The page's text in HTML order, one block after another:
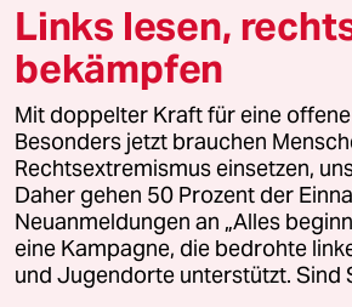
© 2026 taz Verlags und Vertriebs
Alle Rechte vorbehalten. Bei rechtlichen Fragen
wenden Sie sich bitte an
lizenzen@taz.de
Feedback Redaktionsstatut
Leitlinie Informant Datenschutz
Links lesen,
bekämpfen
Mit doppelter Kraft für eine
Besonders jetzt brauchen
Rechtsextremismus einsetzen,
Daher gehen 50 Prozent der
Neuanmeldungen an „Alles
eine Kampagne, die bedrohte
und Jugendorte unterstützt. Sind